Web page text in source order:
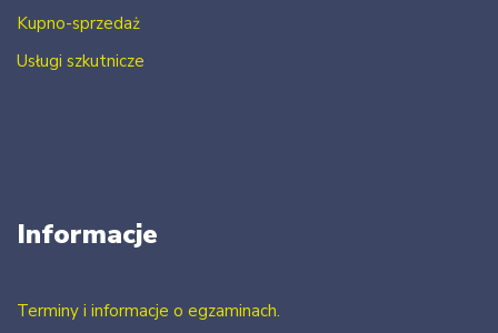
Kupno-sprzedaż
Usługi szkutnicze
Informacje
Terminy i informacje o egzaminach.